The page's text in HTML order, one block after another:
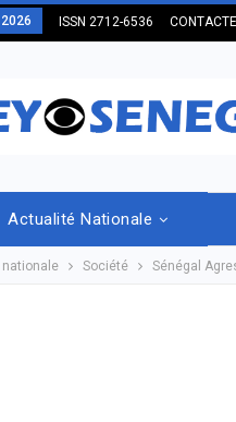
ISSN 2712-6536
Actualité Nationale
Société Sénégal